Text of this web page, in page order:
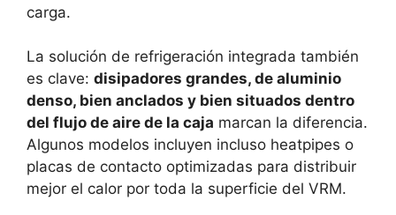
carga.
La solución de refrigeración integrada también
es clave: disipadores grandes, de aluminio
denso, bien anclados y bien situados dentro
del flujo de aire de la caja marcan la diferencia.
Algunos modelos incluyen incluso heatpipes o
placas de contacto optimizadas para distribuir
mejor el calor por toda la superficie del VRM.